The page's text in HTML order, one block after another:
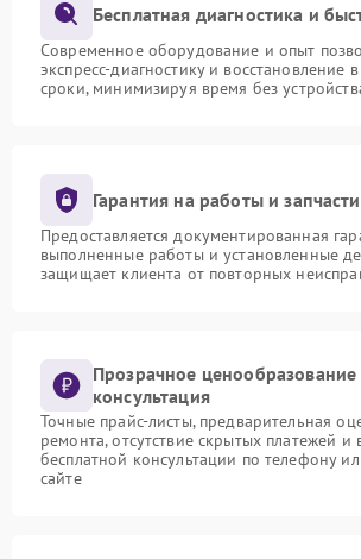
Бесплатная диагностика и
Современное оборудование и опыт
экспресс-диагностику и восстановление
сроки, минимизируя время без
Гарантия на работы и запчасти
Предоставляется документированная
выполненные работы и установленные
защищает клиента от повторных
Прозрачное ценообразование
консультация
Точные прайс-листы, предварительная
ремонта, отсутствие скрытых платежей и
бесплатной консультации по телефону
сайте